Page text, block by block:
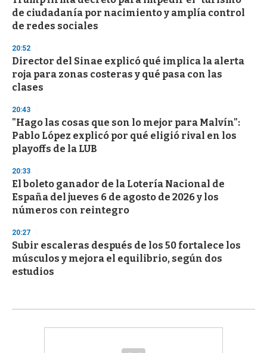
de ciudadanía por nacimiento y amplía control
de redes sociales
20:52
Director del Sinae explicó qué implica la alerta
roja para zonas costeras y qué pasa con las
clases
20:43
"Hago las cosas que son lo mejor para Malvín":
Pablo López explicó por qué eligió rival en los
playoffs de la LUB
20:33
El boleto ganador de la Lotería Nacional de
España del jueves 6 de agosto de 2026 y los
números con reintegro
20:27
Subir escaleras después de los 50 fortalece los
músculos y mejora el equilibrio, según dos
estudios